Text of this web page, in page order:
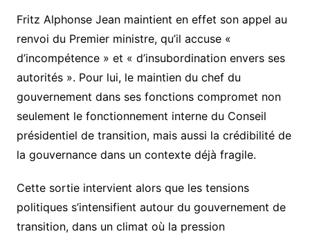
Fritz Alphonse Jean maintient en effet son appel au
renvoi du Premier ministre, qu’il accuse «
d’incompétence » et « d’insubordination envers ses
autorités ». Pour lui, le maintien du chef du
gouvernement dans ses fonctions compromet non
seulement le fonctionnement interne du Conseil
présidentiel de transition, mais aussi la crédibilité de
la gouvernance dans un contexte déjà fragile.
Cette sortie intervient alors que les tensions
politiques s’intensifient autour du gouvernement de
transition, dans un climat où la pression